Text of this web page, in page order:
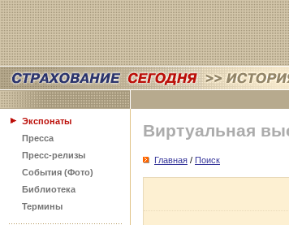
Экспонаты
Пресса
Пресс-релизы
События (Фото)
Библиотека
Термины
Виртуальная
Главная / Поиск